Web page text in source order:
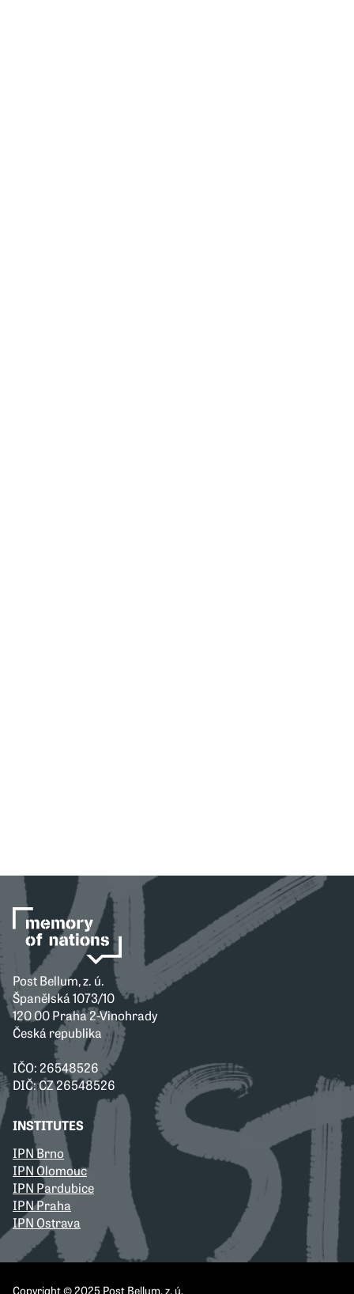
Post Bellum, z. ú.
Španělská 1073/10
120 00 Praha 2-Vinohrady
Česká republika
IČO: 26548526
DIČ: CZ 26548526
INSTITUTES
IPN Brno
IPN Olomouc
IPN Pardubice
IPN Praha
IPN Ostrava
Copyright © 2025 Post Bellum, z. ú.